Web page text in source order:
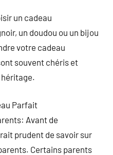
un cadeau
un doudou ou un bijou
votre cadeau
souvent chéris et
Parfait
Avant de
prudent de savoir sur
Certains parents